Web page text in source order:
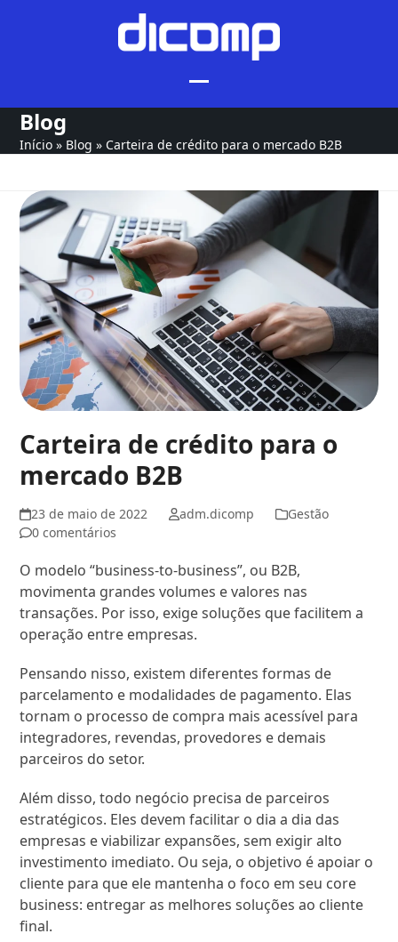
Blog
Início » Blog » Carteira de crédito para o mercado B2B
Carteira de crédito para o
mercado B2B
23 de maio de 2022 adm.dicomp
Gestão
0 comentários
O modelo “business-to-business”, ou B2B,
movimenta grandes volumes e valores nas
transações. Por isso, exige soluções que facilitem a
operação entre empresas.
Pensando nisso, existem diferentes formas de
parcelamento e modalidades de pagamento. Elas
tornam o processo de compra mais acessível para
integradores, revendas, provedores e demais
parceiros do setor.
Além disso, todo negócio precisa de parceiros
estratégicos. Eles devem facilitar o dia a dia das
empresas e viabilizar expansões, sem exigir alto
investimento imediato. Ou seja, o objetivo é apoiar o
cliente para que ele mantenha o foco em seu core
business: entregar as melhores soluções ao cliente
final.